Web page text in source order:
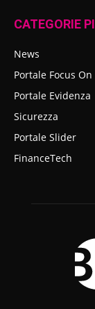
CATEGORIE
News
Portale Focus On
Portale Evidenza
Sicurezza
Portale Slider
FinanceTech